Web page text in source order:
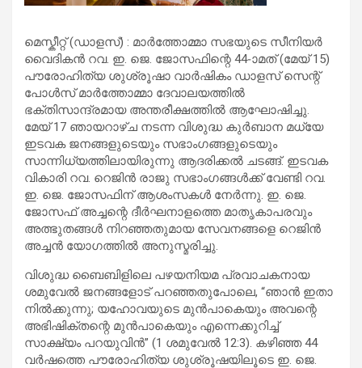
മെസ്കീറ്റ് (ഡാളസ്) : മാർത്തോമ്മാ സഭയുടെ സീനിയർ
വൈദികൻ റവ. ഇ. ജെ. ജോസഫിന്റെ 44-ാമത് (മേയ് 15)
പൗരോഹിത്യ ശുശ്രൂഷാ വാർഷികം ഡാളസ് സെന്റ്
പോൾസ് മാർത്തോമ്മാ ദേവാലയത്തിൽ
ഭക്തിസാന്ദ്രമായ അന്തരീക്ഷത്തിൽ ആഘോഷിച്ചു.
മേയ് 17 ഞായറാഴ്ച നടന്ന വിശുദ്ധ കുർബാന മധ്യേ
ഇടവക ജനങ്ങളുടെയും സഭാംഗങ്ങളുടെയും
സാന്നിധ്യത്തിലായിരുന്നു ആദരിക്കൽ ചടങ്ങ്. ഇടവക
വികാരി റവ. റെജിൻ രാജു സഭാംഗങ്ങൾക്ക് വേണ്ടി റവ.
ഇ. ജെ. ജോസഫിന് ആശംസകൾ നേർന്നു. ഇ. ജെ.
ജോസഫ് അച്ചന്റെ ദീർഘനാളത്തെ മാതൃകാപരവും
അത്ഭുതങ്ങൾ നിറഞ്ഞതുമായ സേവനങ്ങളെ റെജിൻ
അച്ചൻ യോഗത്തിൽ അനുസ്മരിച്ചു.
വിശുദ്ധ ബൈബിളിലെ പഴയനിയമ പ്രവാചകനായ
ശമുവേൽ ജനങ്ങളോട് പറഞ്ഞതുപോലെ, “ഞാൻ ഇതാ
നിൽക്കുന്നു; യഹോവയുടെ മുൻപാകെയും അവന്റെ
അഭിഷിക്തന്റെ മുൻപാകെയും എന്നെക്കുറിച്ച്
സാക്ഷ്യം പറയുവിൻ” (1 ശമുവേൽ 12:3). കഴിഞ്ഞ 44
വർഷത്തെ പൗരോഹിത്യ ശുശ്രൂഷയിലൂടെ ഇ. ജെ.